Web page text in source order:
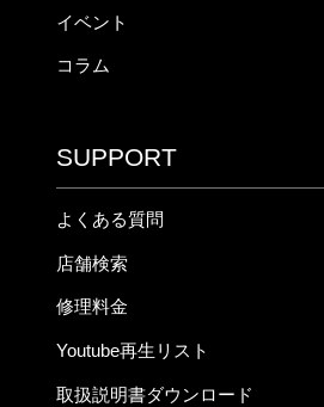
イベント
コラム
SUPPORT
よくある質問
店舗検索
修理料金
Youtube再生リスト
取扱説明書ダウンロード